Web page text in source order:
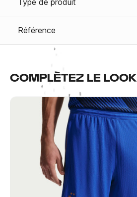
Type de produit
Référence
COMPLÈTEZ LE LOOK